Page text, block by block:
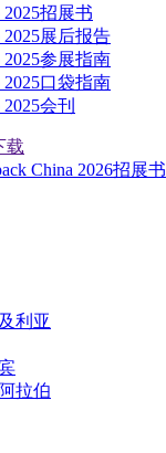
2025招展书
2025展后报告
2025参展指南
2025口袋指南
2025会刊
载
China 2026招展书
利亚
拉伯